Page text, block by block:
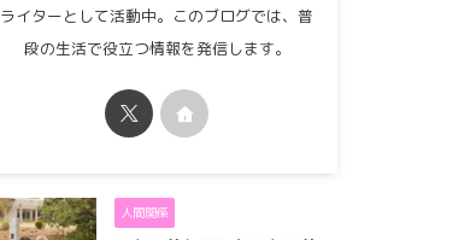
ライターとして活動中。このブログでは、普
段の生活で役立つ情報を発信します。
人間関係